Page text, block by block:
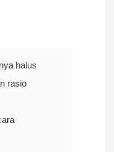
halus
rasio